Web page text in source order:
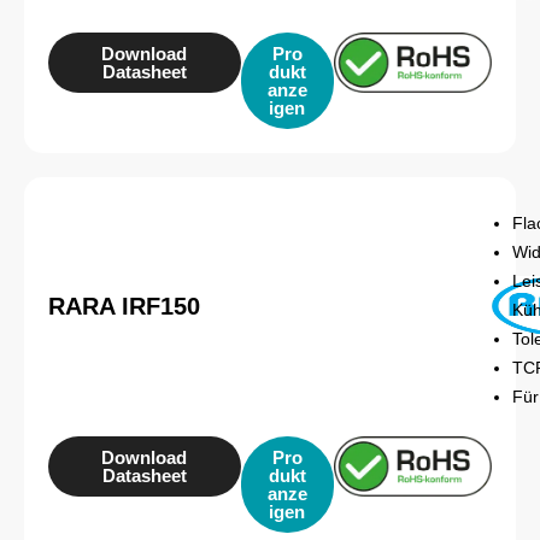
Pro
dukt
anze
igen
Download
Datasheet
RARA IRF150
Pro
dukt
anze
igen
Download
Datasheet